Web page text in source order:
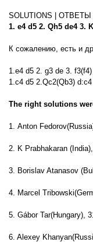
SOLUTIONS | ОТВЕТЫ
1. e4 d5 2. Qh5 de4 3.
К сожалению, есть и
1.e4 d5 2. g3 de 3.
1.c4 d5 2.Qc2(Qb3)
The right solutions
1. Anton
2. K Prabhakaran
3. Borislav Atanasov
4. Marcel
5. Gábor Tar(Hungary),
6. Alexey